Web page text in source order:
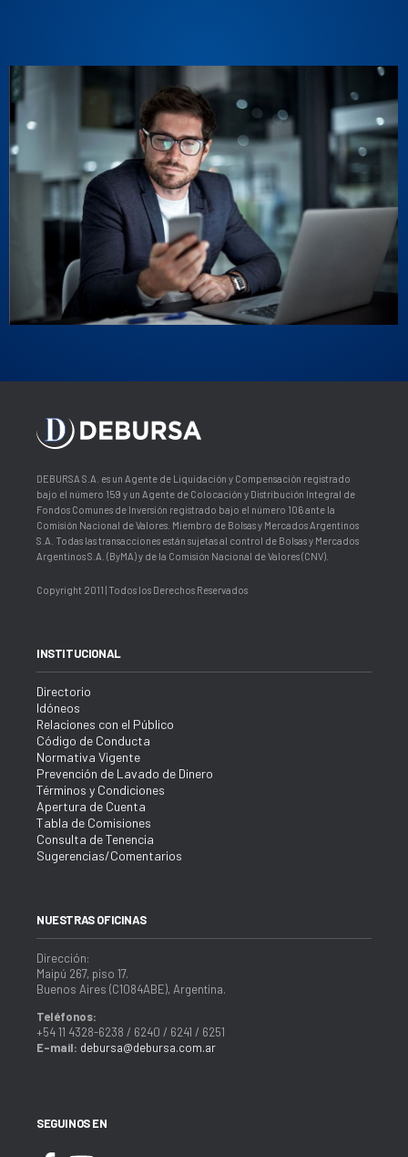
DEBURSA S.A. es un Agente de Liquidación y Compensación registrado
bajo el número 159 y un Agente de Colocación y Distribución Integral de
Fondos Comunes de Inversión registrado bajo el número 106 ante la
Comisión Nacional de Valores. Miembro de Bolsas y Mercados Argentinos
S.A. Todas las transacciones están sujetas al control de Bolsas y Mercados
Argentinos S.A. (ByMA) y de la Comisión Nacional de Valores (CNV).
Copyright 2011 | Todos los Derechos Reservados
INSTITUCIONAL
Directorio
Idóneos
Relaciones con el Público
Código de Conducta
Normativa Vigente
Prevención de Lavado de Dinero
Términos y Condiciones
Apertura de Cuenta
Tabla de Comisiones
Consulta de Tenencia
Sugerencias/Comentarios
NUESTRAS OFICINAS
Dirección:
Maipú 267, piso 17.
Buenos Aires (C1084ABE), Argentina.
Teléfonos:
+54 11 4328-6238 / 6240 / 6241 / 6251
E-mail: debursa@debursa.com.ar
SEGUINOS EN